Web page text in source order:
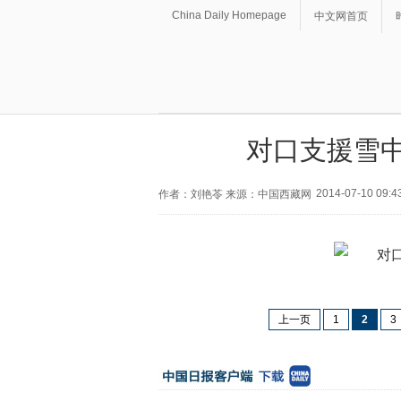
China Daily Homepage 中文网首页
对口支援雪
作者：刘艳苓 来源：中国西藏网 2014-07-10
上一页 1 2 3